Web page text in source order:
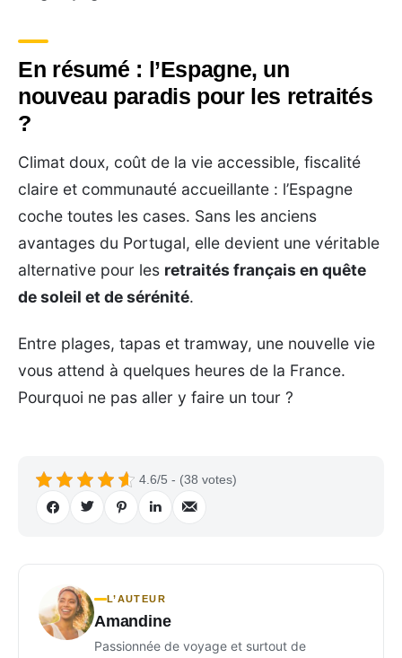
En résumé : l’Espagne, un
nouveau paradis pour les retraités
?
Climat doux, coût de la vie accessible, fiscalité
claire et communauté accueillante : l’Espagne
coche toutes les cases. Sans les anciens
avantages du Portugal, elle devient une véritable
alternative pour les retraités français en quête
de soleil et de sérénité.
Entre plages, tapas et tramway, une nouvelle vie
vous attend à quelques heures de la France.
Pourquoi ne pas aller y faire un tour ?
4.6/5 - (38 votes)
L’AUTEUR
Amandine
Passionnée de voyage et surtout de